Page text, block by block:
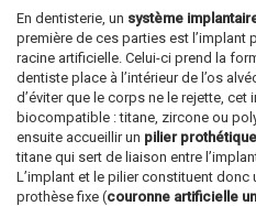
En dentisterie, un système
première de ces parties est l’implant
racine artificielle. Celui-ci prend la
dentiste place à l’intérieur de l’os
d’éviter que le corps ne le rejette, cet
biocompatible : titane, zircone ou
ensuite accueillir un pilier prothétique
titane qui sert de liaison entre
L’implant et le pilier constituent donc
prothèse fixe (couronne artificielle